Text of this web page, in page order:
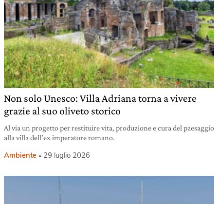
Non solo Unesco: Villa Adriana torna a vivere
grazie al suo oliveto storico
Al via un progetto per restituire vita, produzione e cura del paesaggio
alla villa dell’ex imperatore romano.
Ambiente 29 luglio 2026